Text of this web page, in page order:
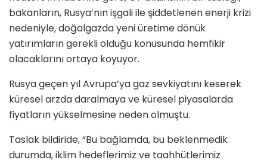
bakanların, Rusya’nın işgali ile şiddetlenen enerji krizi
nedeniyle, doğalgazda yeni üretime dönük
yatırımların gerekli olduğu konusunda hemfikir
olacaklarını ortaya koyuyor.
Rusya geçen yıl Avrupa’ya gaz sevkiyatını keserek
küresel arzda daralmaya ve küresel piyasalarda
fiyatların yükselmesine neden olmuştu.
Taslak bildiride, “Bu bağlamda, bu beklenmedik
durumda, iklim hedeflerimiz ve taahhütlerimiz